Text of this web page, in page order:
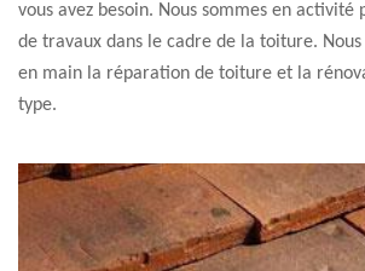
vous avez besoin. Nous sommes en activité
de travaux dans le cadre de la toiture.
en main la réparation de toiture et la
type.